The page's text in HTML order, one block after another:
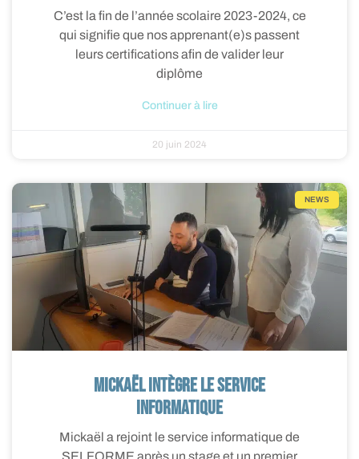
C’est la fin de l’année scolaire 2023-2024, ce
qui signifie que nos apprenant(e)s passent
leurs certifications afin de valider leur
diplôme
Continuer à lire
20 juin 2024
NEWS
Mickaël intègre le service
informatique
Mickaël a rejoint le service informatique de